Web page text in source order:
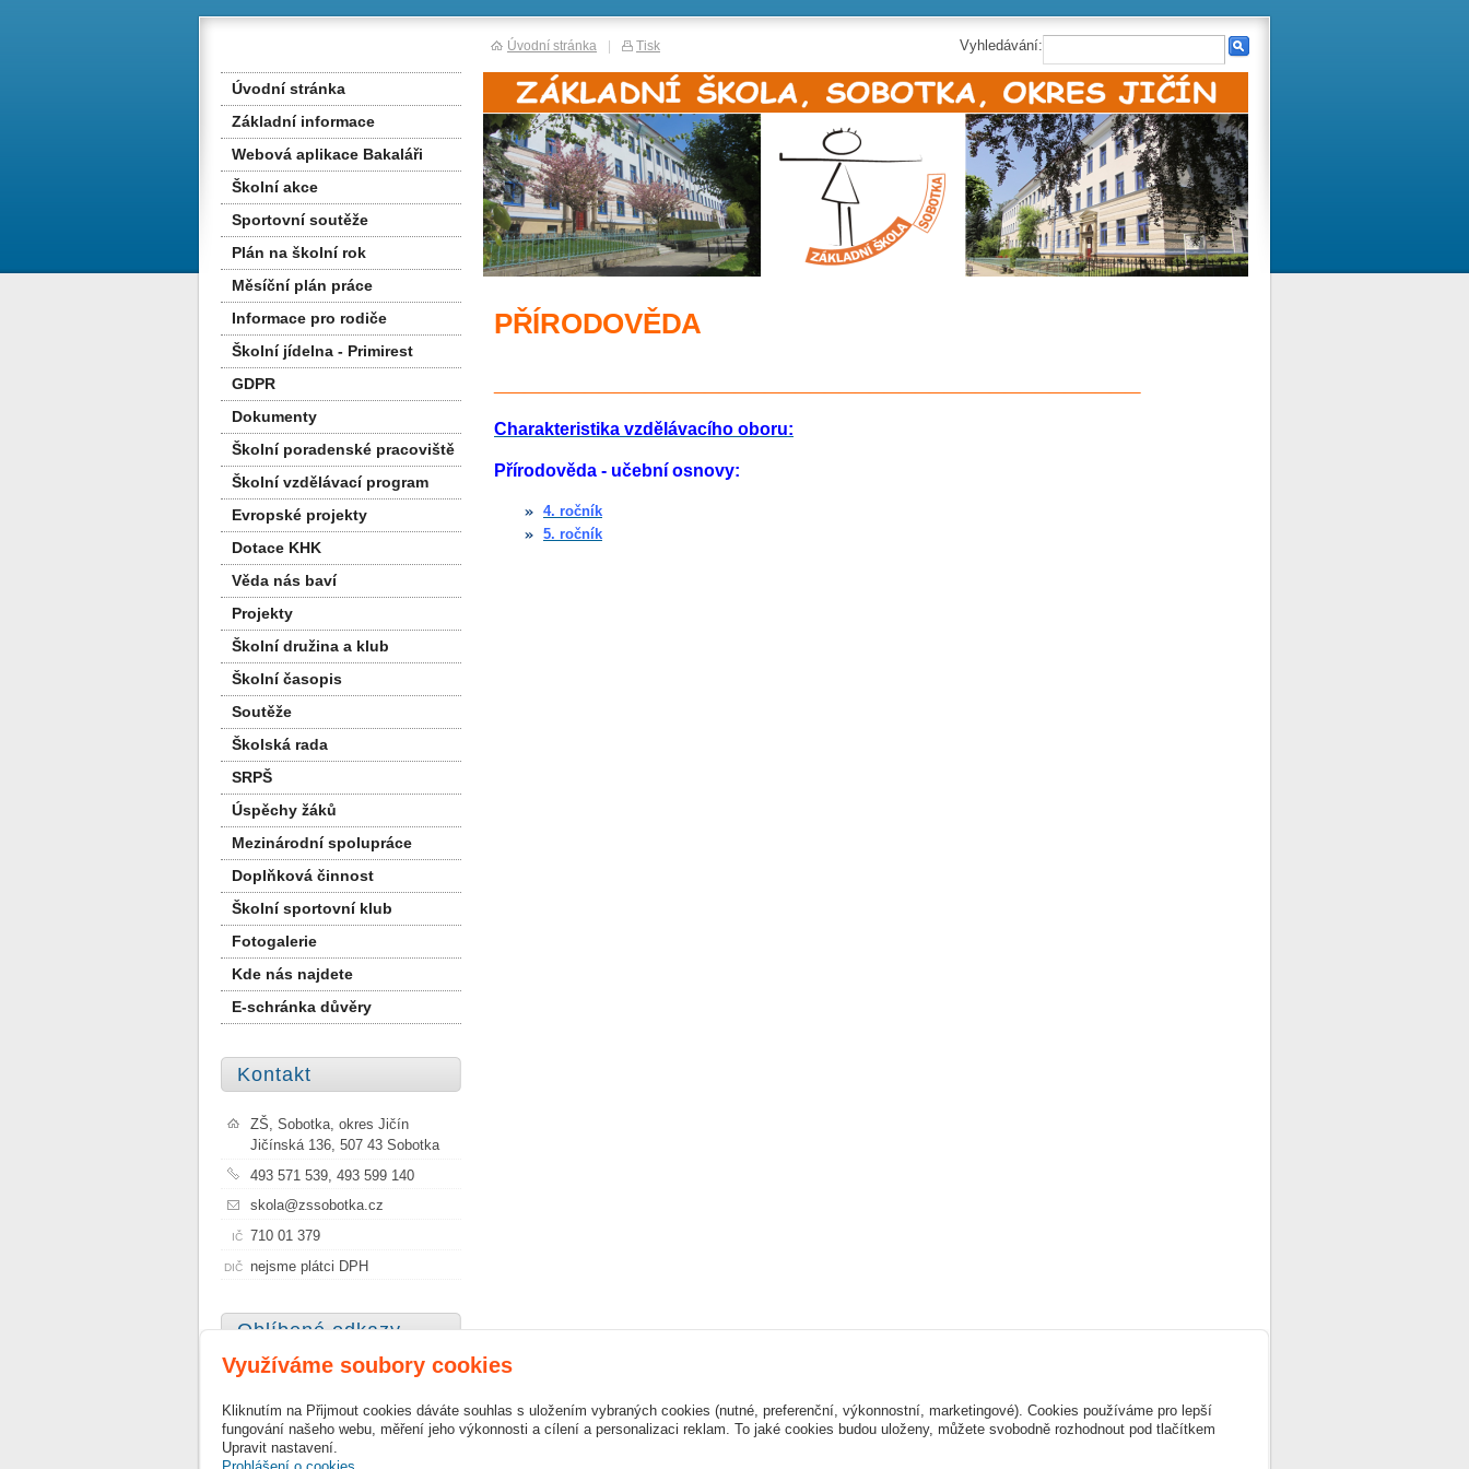
PŘÍRODOVĚDA
Charakteristika vzdělávacího oboru:
Přírodověda - učební osnovy:
4. ročník
5. ročník
Úvodní stránka
Základní informace
Webová aplikace Bakaláři
Školní akce
Sportovní soutěže
Plán na školní rok
Měsíční plán práce
Informace pro rodiče
Školní jídelna - Primirest
GDPR
Dokumenty
Školní poradenské pracoviště
Školní vzdělávací program
Evropské projekty
Dotace KHK
Věda nás baví
Projekty
Školní družina a klub
Školní časopis
Soutěže
Školská rada
SRPŠ
Úspěchy žáků
Mezinárodní spolupráce
Doplňková činnost
Školní sportovní klub
Fotogalerie
Kde nás najdete
E-schránka důvěry
Kontakt
ZŠ, Sobotka, okres Jičín
Jičínská 136, 507 43 Sobotka
493 571 539, 493 599 140
skola@zssobotka.cz
IČ 710 01 379
DIČ nejsme plátci DPH
Oblíbené odkazy
Szkoła Podstawowa Nr 1 im.
Janusza Korczaka w Sobótce
Vyhledávání:
Úvodní stránka | Tisk
Využíváme soubory cookies
Kliknutím na Přijmout cookies dáváte souhlas s uložením vybraných cookies (nutné, preferenční, výkonnostní, marketingové). Cookies používáme pro lepší
fungování našeho webu, měření jeho výkonnosti a cílení a personalizaci reklam. To jaké cookies budou uloženy, můžete svobodně rozhodnout pod tlačítkem
Upravit nastavení.